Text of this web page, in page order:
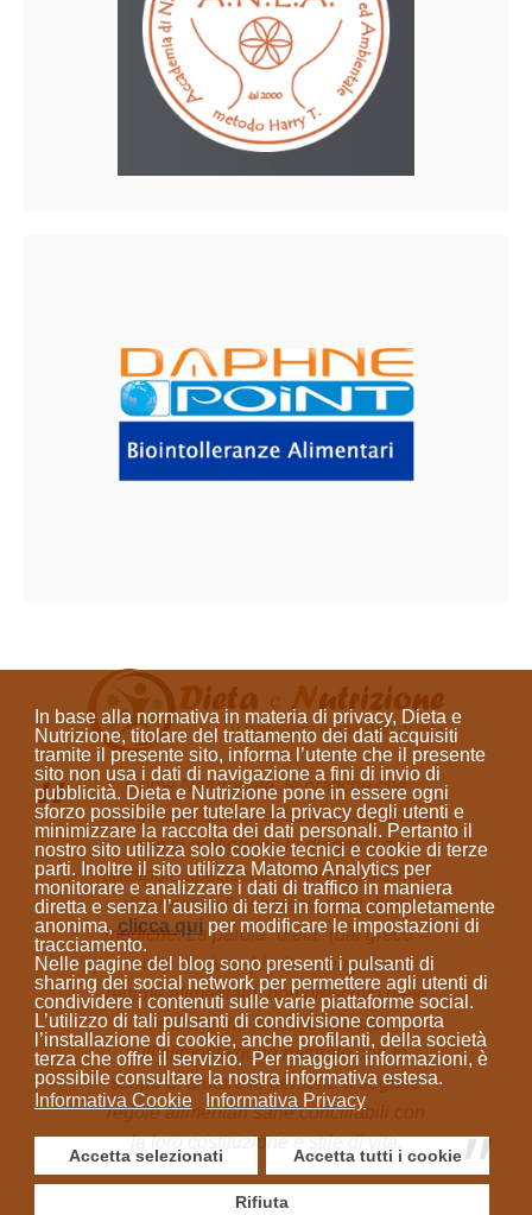
In base alla normativa in materia di privacy, Dieta e
Nutrizione, titolare del trattamento dei dati acquisiti
tramite il presente sito, informa l’utente che il presente
sito non usa i dati di navigazione a fini di invio di
pubblicità. Dieta e Nutrizione pone in essere ogni
sforzo possibile per tutelare la privacy degli utenti e
minimizzare la raccolta dei dati personali. Pertanto il
nostro sito utilizza solo cookie tecnici e cookie di terze
parti. Inoltre il sito utilizza Matomo Analytics per
monitorare e analizzare i dati di traffico in maniera
diretta e senza l’ausilio di terzi in forma completamente
anonima, clicca quiper modificare le impostazioni di
tracciamento.
Nelle pagine del blog sono presenti i pulsanti di
sharing dei social network per permettere agli utenti di
condividere i contenuti sulle varie piattaforme social.
L’utilizzo di tali pulsanti di condivisione comporta
l’installazione di cookie, anche profilanti, della società
terza che offre il servizio. Per maggiori informazioni, è
possibile consultare la nostra informativa estesa.
Informativa Cookie
Informativa Privacy
Accetta selezionati Accetta tutti i cookie
Rifiuta
Come Naturopata, le pratiche che
svolgo non sono prestazioni sanitarie e
non si prefiggono la diagnosi di
patologie specifiche, né la prescrizione
di farmaci o l'elaborazione di diete
mediche. La parola “dieta” (dal greco =
modo di vivere)indica sempre un
regime alimentare; non prescrivo diete
mediche ma fornisco consigli
sull'alimentazione naturale con lo
scopo di aiutare le persone a seguire
regole alimentari sane conciliabili con
la loro costituzione e stile di vita.